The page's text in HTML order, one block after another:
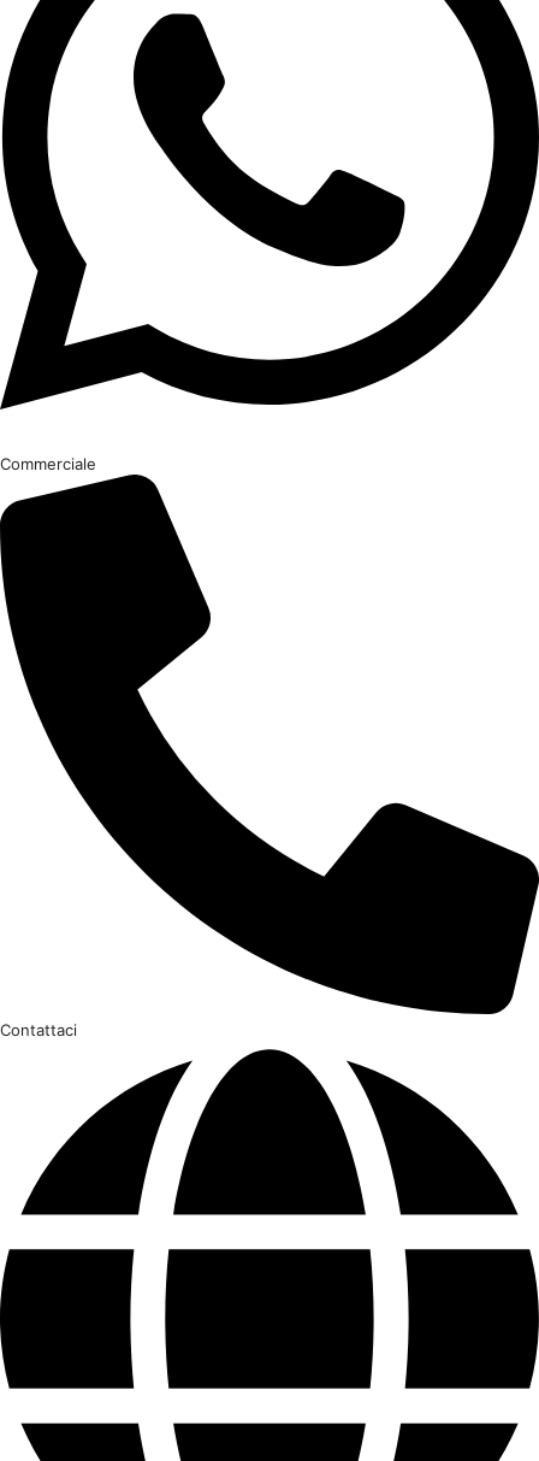
Commerciale
Contattaci